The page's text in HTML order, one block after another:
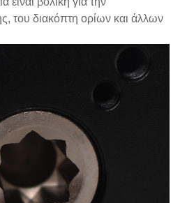
του διακόπτη ορίων και άλλων